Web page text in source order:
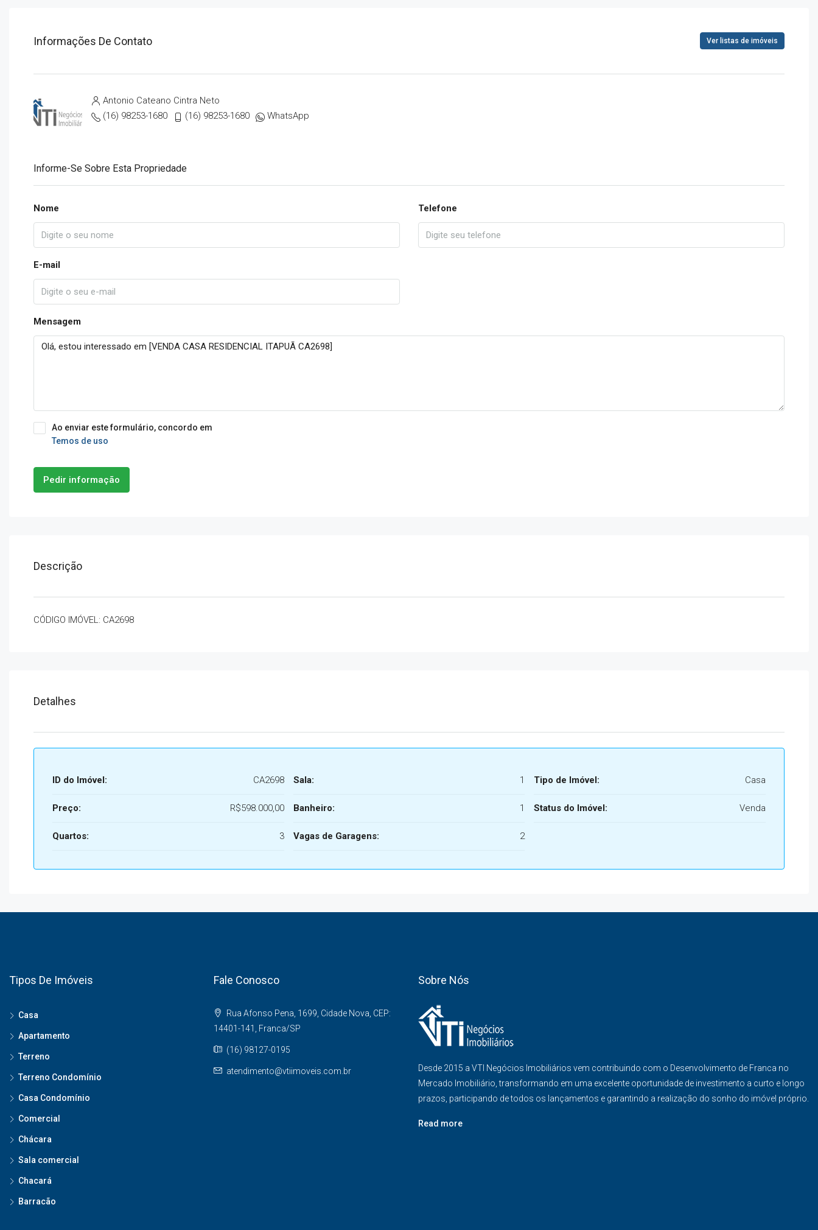
Informações De Contato Ver listas de imóveis
Antonio Cateano Cintra Neto
(16) 98253-1680
(16) 98253-1680 WhatsApp
Informe-Se Sobre Esta Propriedade
Nome Telefone
E-mail
Mensagem
Ao enviar este formulário, concordo em
Temos de uso
Pedir informação
Descrição
CÓDIGO IMÓVEL: CA2698
Detalhes
ID do Imóvel: CA2698
Preço: R$598.000,00
Quartos: 3
Sala: 1
Banheiro: 1
Vagas de Garagens: 2
Tipo de Imóvel: Casa
Status do Imóvel: Venda
Tipos De Imóveis
Casa
Apartamento
Terreno
Terreno Condomínio
Casa Condomínio
Comercial
Chácara
Sala comercial
Chacará
Barracão
Fale Conosco
Rua Afonso Pena, 1699, Cidade Nova, CEP:
14401-141, Franca/SP
(16) 98127-0195
atendimento@vtiimoveis.com.br
Sobre Nós
Desde 2015 a VTI Negócios Imobiliários vem contribuindo com o Desenvolvimento de Franca no
Mercado Imobiliário, transformando em uma excelente oportunidade de investimento a curto e longo
prazos, participando de todos os lançamentos e garantindo a realização do sonho do imóvel próprio.
Read more